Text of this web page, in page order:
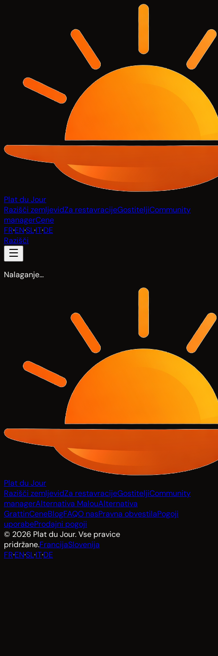
Plat du Jour
Razišči zemljevidZa restavracijeGostiteljiCommunity
managerCene
FR·EN·SL·IT·DE
Razišči
Nalaganje…
Plat du Jour
Razišči zemljevidZa restavracijeGostiteljiCommunity
managerAlternativa MalouAlternativa
GrattinCeneBlogFAQO nasPravna obvestilaPogoji
uporabeProdajni pogoji
© 2026 Plat du Jour. Vse pravice
pridržane.FrancijaSlovenija
FR·EN·SL·IT·DE